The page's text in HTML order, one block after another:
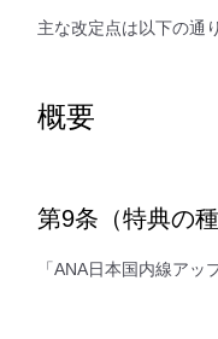
主な改定点は以下の通
概要
第9条（特典の種
「ANA日本国内線アッ